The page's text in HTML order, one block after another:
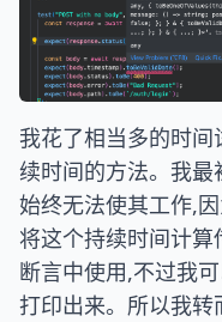
我花了相当多的时
续时间的方法。我
始终无法使其工作,
将这个持续时间计算
断言中使用,不过我
打印出来。所以我